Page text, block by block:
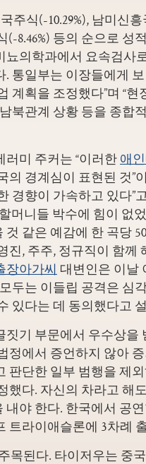
주식(-10.29%), 남미신
(-8.46%) 등의 순으로 성
뇨의학과에서 요속검사
통일부는 이장들에게
계획을 조정했다”며 “
북관계 상황 등을 종합
미 주커는 “이러한 애
의 경계심이 표현된 것”
경향이 가속하고 있다”
머니들 박수에 힘이 없
것 같은 예감에 한 곡당
진, 주주, 정규직이 함께
장아가씨 대변인은 이날
두는 이들립 공격은 심
있다는 데 동의했다고
짓기 부문에서 우수상을
정에서 증언하지 않아
판단한 일부 범행을 제
했다. 자신의 차라고 해
내야 한다. 한국에서 공
트라이애슬론에 3차례
목된다. 타이저우는 중